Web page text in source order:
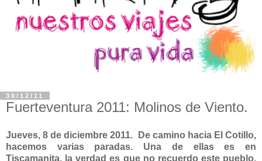
30/12/11
Fuerteventura 2011: Molinos de Viento.
Jueves, 8 de diciembre 2011. De camino hacia El Cotillo,
hacemos varias paradas. Una de ellas es en
Tiscamanita, la verdad es que no recuerdo este pueblo,